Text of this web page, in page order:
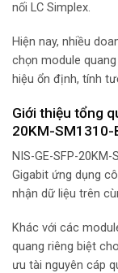
nối LC Simplex.
Hiện nay, nhiều
chọn module
hiệu ổn định, tính
Giới thiệu tổng
20KM-SM1310-
NIS-GE-SFP-
Gigabit ứng dụng
nhận dữ liệu trên
Khác với các
quang riêng biệt
ưu tài nguyên cáp